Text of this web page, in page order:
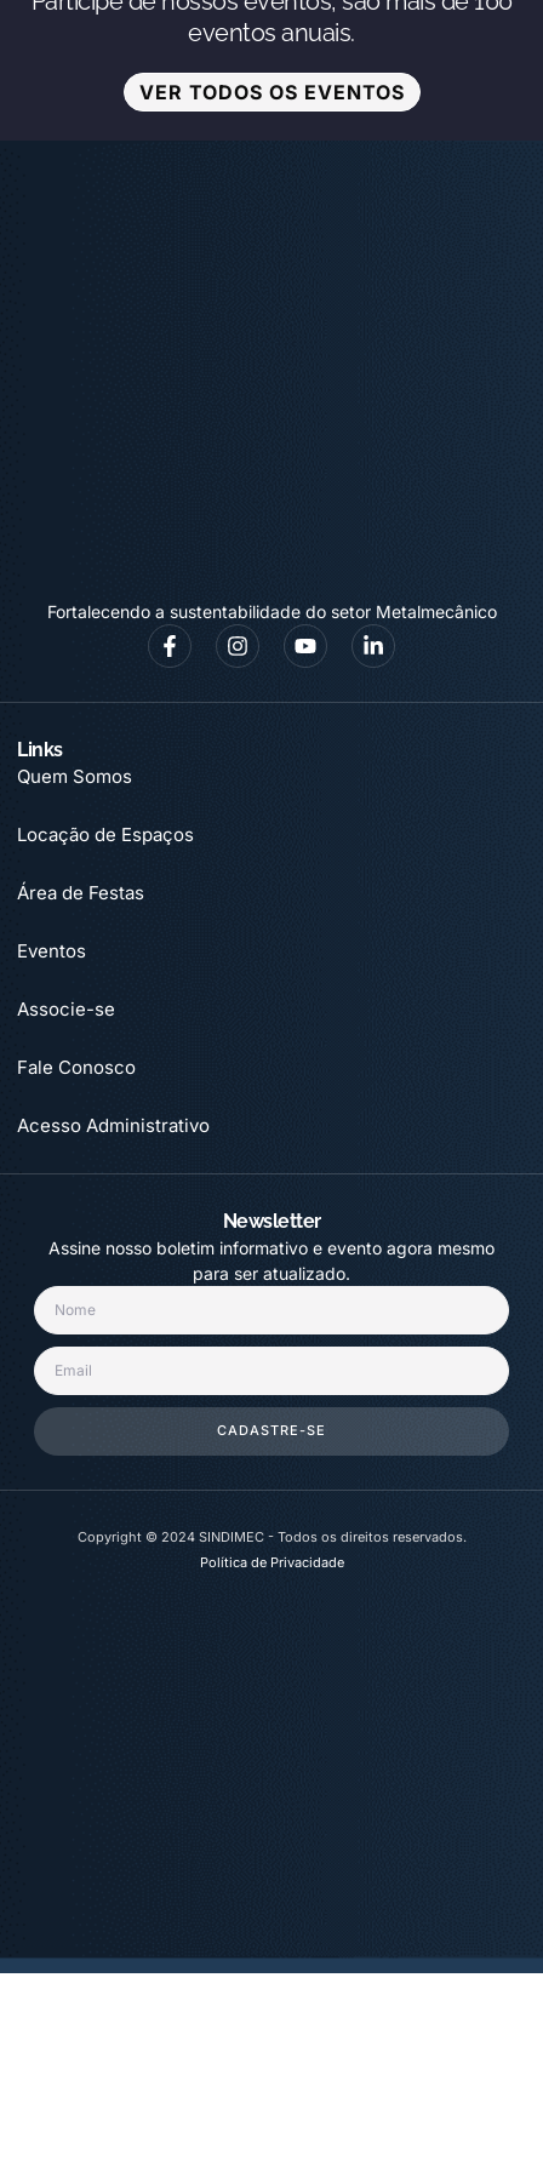
eventos anuais.
VER TODOS OS EVENTOS
Fortalecendo a sustentabilidade do setor Metalmecânico
Links
Quem Somos
Locação de Espaços
Área de Festas
Eventos
Associe-se
Fale Conosco
Acesso Administrativo
Newsletter
Assine nosso boletim informativo e evento agora mesmo
para ser atualizado.
CADASTRE-SE
Copyright © 2024 SINDIMEC - Todos os direitos reservados.
Política de Privacidade